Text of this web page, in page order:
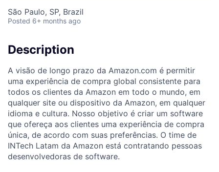
São Paulo, SP, Brazil
Posted 6+ months ago
Description
A visão de longo prazo da Amazon.com é permitir
uma experiência de compra global consistente para
todos os clientes da Amazon em todo o mundo, em
qualquer site ou dispositivo da Amazon, em qualquer
idioma e cultura. Nosso objetivo é criar um software
que ofereça aos clientes uma experiência de compra
única, de acordo com suas preferências. O time de
INTech Latam da Amazon está contratando pessoas
desenvolvedoras de software.